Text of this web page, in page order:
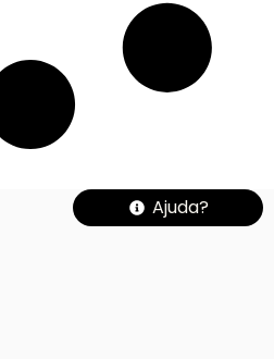
Ajuda?